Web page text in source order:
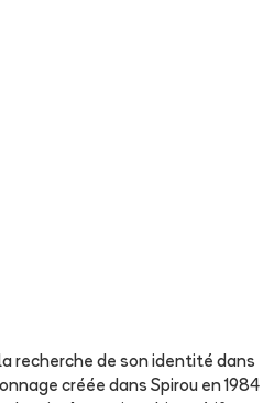
recherche de son identité dans
créée dans Spirou en 1984